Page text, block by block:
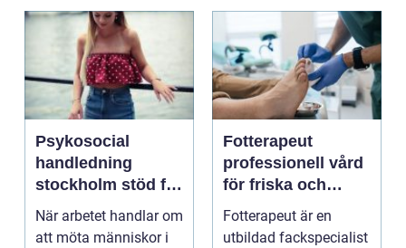
Psykosocial
handledning
stockholm stöd för
hållbart arbete
med människor
När arbetet handlar om
att möta människor i
Fotterapeut
professionell vård
för friska och
starkare fötter
Fotterapeut är en
utbildad fackspecialist